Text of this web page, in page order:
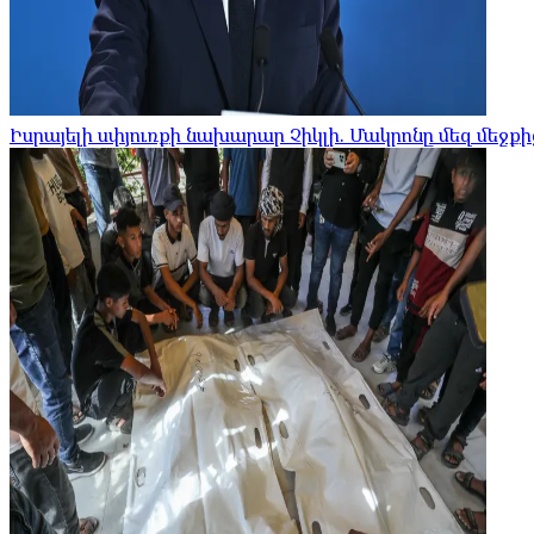
Իսրայելի սփյուռքի նախարար Չիկլի. Մակրոնը մեզ